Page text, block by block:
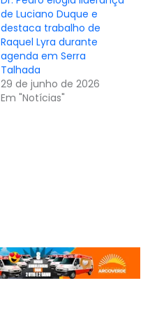
de Luciano Duque e
destaca trabalho de
Raquel Lyra durante
agenda em Serra
Talhada
29 de junho de 2026
Em "Notícias"